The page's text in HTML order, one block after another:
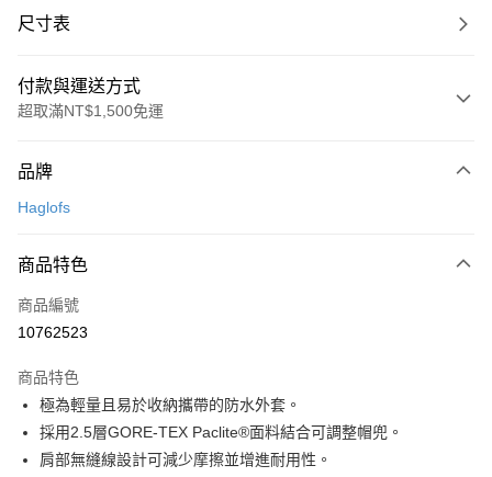
尺寸表
付款與運送方式
超取滿NT$1,500免運
信用卡一次付款
Apple Pay
悠遊付
7-11取貨(快速到店)
每筆NT$100，滿NT$1,500(含以上)免運費
宅配-本島
品牌
Haglofs
商品特色
商品編號
10762523
商品特色
極為輕量且易於收納攜帶的防水外套。
採用2.5層GORE-TEX Paclite®面料結合可調整帽兜。
肩部無縫線設計可減少摩擦並增進耐用性。